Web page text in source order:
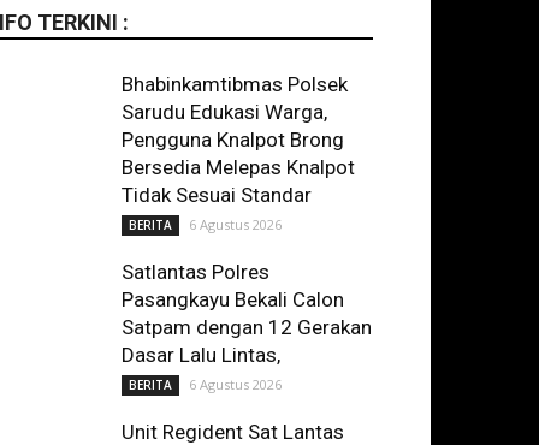
TERKINI :
Bhabinkamtibmas Polsek
Sarudu Edukasi Warga,
Pengguna Knalpot Brong
Bersedia Melepas Knalpot
Tidak Sesuai Standar
BERITA 6 Agustus 2026
Satlantas Polres
Pasangkayu Bekali Calon
Satpam dengan 12 Gerakan
Dasar Lalu Lintas,
BERITA 6 Agustus 2026
Unit Regident Sat Lantas